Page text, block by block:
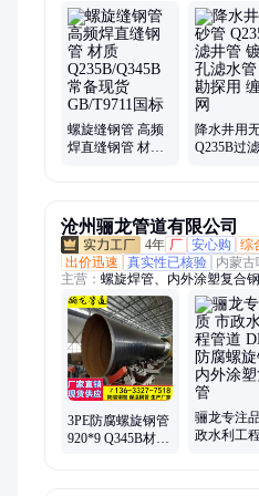
管、无缝管
螺旋缝钢管 高频
焊直缝钢管 材质
降水井用
Q235B过
沧州骊龙管道有限公司
4年 厂 安心购 综
出价迅速
真实性已核验
内蒙
主营： 螺旋焊管、内外涂塑复合
钢管、聚氨酯预制直埋保温管、
3PE防腐螺旋钢管
920*9 Q345B材质
骊龙专注
政水利工